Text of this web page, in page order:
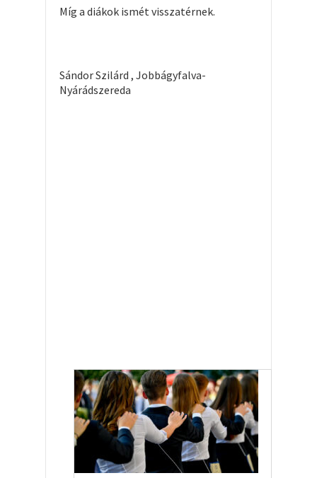
Míg a diákok ismét visszatérnek.
Sándor Szilárd , Jobbágyfalva-
Nyárádszereda